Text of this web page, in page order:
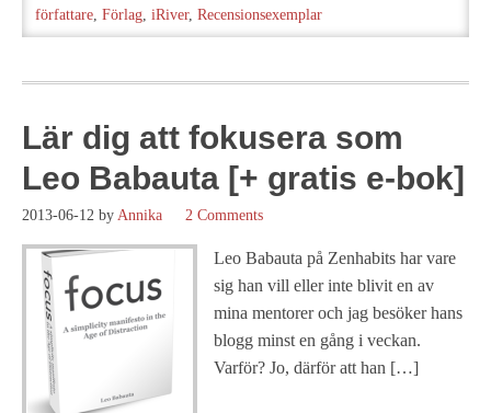
författare, Förlag, iRiver, Recensionsexemplar
Lär dig att fokusera som
Leo Babauta [+ gratis e-bok]
2013-06-12 by Annika 2 Comments
Leo Babauta på Zenhabits har vare
sig han vill eller inte blivit en av
mina mentorer och jag besöker hans
blogg minst en gång i veckan.
Varför? Jo, därför att han […]